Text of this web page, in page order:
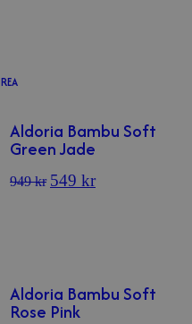
Aldoria Bambu Soft
Green Jade
949kr 549 kr
REA
Aldoria Bambu Soft
Rose Pink